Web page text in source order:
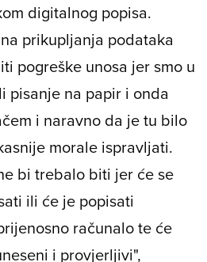
digitalnog popisa.
prikupljanja podataka
pogreške unosa jer smo u
pisanje na papir i onda
i naravno da je tu bilo
morale ispravljati.
bi trebalo biti jer će se
ili će je popisati
računalo te će
i provjerljivi",